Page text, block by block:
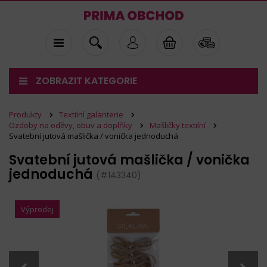
ZOBRAZIT KATEGORIE
Produkty
Textilní galanterie
Ozdoby na oděvy, obuv a doplňky
Mašličky textilní
Svatební jutová mašlička / vonička jednoduchá
Svatební jutová mašlička / vonička
jednoduchá (#143340)
Výprodej